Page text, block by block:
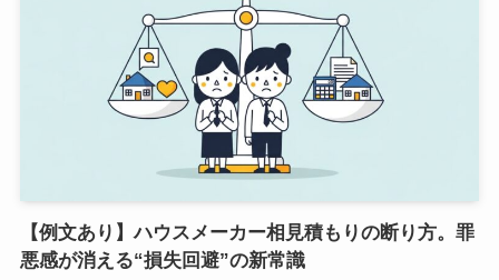
【例文あり】ハウスメーカー相見積もりの断り方。罪
悪感が消える“損失回避”の新常識